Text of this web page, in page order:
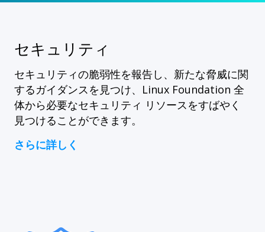
セキュリティ
セキュリティの脆弱性を報告し、新たな脅威に関
するガイダンスを見つけ、Linux Foundation 全
体から必要なセキュリティ リソースをすばやく
見つけることができます。
さらに詳しく